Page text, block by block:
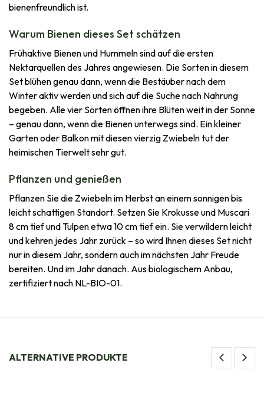
bienenfreundlich ist.
Warum Bienen dieses Set schätzen
Frühaktive Bienen und Hummeln sind auf die ersten
Nektarquellen des Jahres angewiesen. Die Sorten in diesem
Set blühen genau dann, wenn die Bestäuber nach dem
Winter aktiv werden und sich auf die Suche nach Nahrung
begeben. Alle vier Sorten öffnen ihre Blüten weit in der Sonne
– genau dann, wenn die Bienen unterwegs sind. Ein kleiner
Garten oder Balkon mit diesen vierzig Zwiebeln tut der
heimischen Tierwelt sehr gut.
Pflanzen und genießen
Pflanzen Sie die Zwiebeln im Herbst an einem sonnigen bis
leicht schattigen Standort. Setzen Sie Krokusse und Muscari
8 cm tief und Tulpen etwa 10 cm tief ein. Sie verwildern leicht
und kehren jedes Jahr zurück – so wird Ihnen dieses Set nicht
nur in diesem Jahr, sondern auch im nächsten Jahr Freude
bereiten. Und im Jahr danach. Aus biologischem Anbau,
zertifiziert nach NL-BIO-01.
ALTERNATIVE PRODUKTE